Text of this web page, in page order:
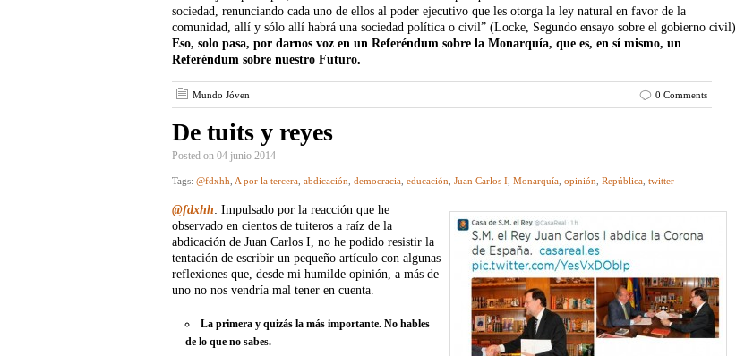
sociedad, renunciando cada uno de ellos al poder ejecutivo que les otorga la ley natural en favor de la
comunidad, allí y sólo allí habrá una sociedad política o civil” (Locke, Segundo ensayo sobre el gobierno civil)
Eso, solo pasa, por darnos voz en un Referéndum sobre la Monarquía, que es, en sí mismo, un
Referéndum sobre nuestro Futuro.
Mundo Jóven 0 Comments
De tuits y reyes
Posted on 04 junio 2014
Tags: @fdxhh A por la tercera abdicación democracia educación Juan Carlos I Monarquía opinión República twitter
@fdxhh: Impulsado por la reacción que he
observado en cientos de tuiteros a raíz de la
abdicación de Juan Carlos I, no he podido resistir la
tentación de escribir un pequeño artículo con algunas
reflexiones que, desde mi humilde opinión, a más de
uno no nos vendría mal tener en cuenta.
La primera y quizás la más importante. No hables
de lo que no sabes.